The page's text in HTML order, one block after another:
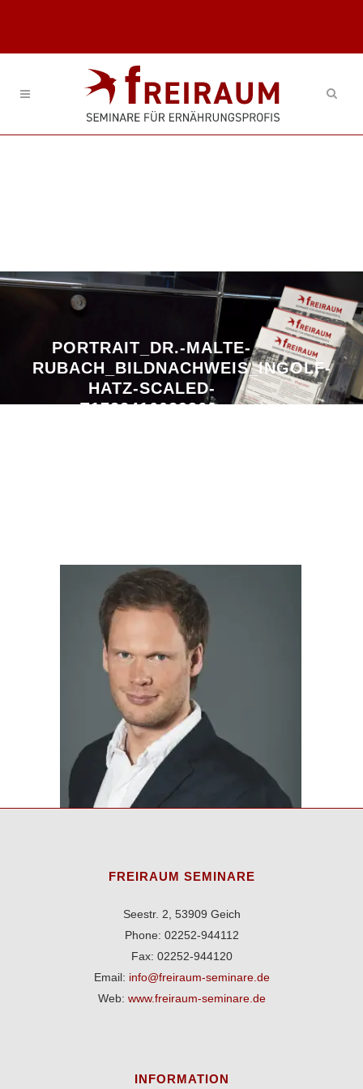
PORTRAIT_DR.-MALTE-
RUBACH_BILDNACHWEIS_INGOLF-
HATZ-SCALED-
E1782416029360-
FREIRAUM SEMINARE
Seestr. 2, 53909 Geich
Phone: 02252-944112
Fax: 02252-944120
Email: info@freiraum-seminare.de
Web: www.freiraum-seminare.de
INFORMATION